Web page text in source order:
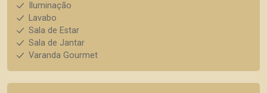
Iluminação
Lavabo
Sala de Estar
Sala de Jantar
Varanda Gourmet